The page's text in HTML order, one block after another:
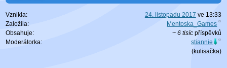
Vznikla: 24. listopadu 2017 ve 13:33
Založila:
Mentoska_Games
Obsahuje:
~ 6 tisícpříspěvků
Moderátorka:
stiannie
(kulisačka)